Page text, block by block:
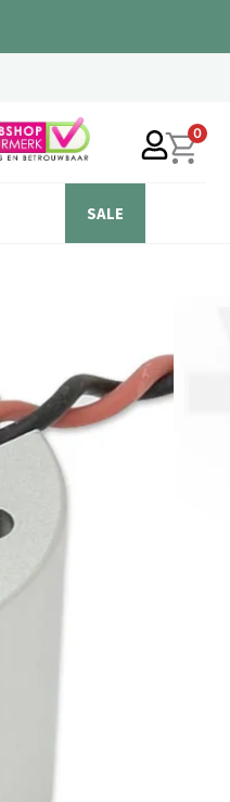
0
SALE